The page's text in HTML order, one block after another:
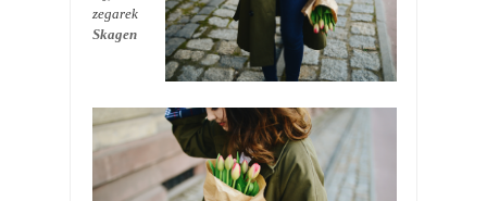
zegarek
Skagen